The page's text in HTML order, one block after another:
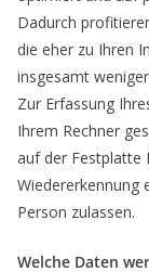
Dadurch
die eher zu Ihren
insgesamt
Zur Erfassung
Ihrem Rechner
auf der Festplatte
Wiedererkennung
Person zulassen.
Welche Daten